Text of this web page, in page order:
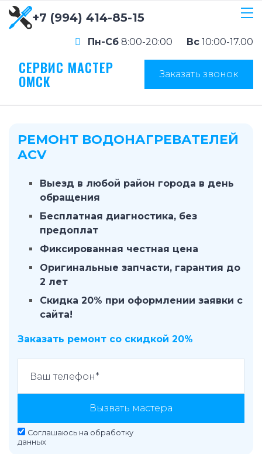
+7 (994) 414-85-15
Пн-Сб 8:00-20:00 Вс 10:00-17.00
СЕРВИС МАСТЕР
ОМСК Заказать звонок
РЕМОНТ ВОДОНАГРЕВАТЕЛЕЙ
ACV
Выезд в любой район города в день
обращения
Бесплатная диагностика, без
предоплат
Фиксированная честная цена
Оригинальные запчасти, гарантия до
2 лет
Скидка 20% при оформлении заявки с
сайта!
Заказать ремонт со скидкой 20%
Вызвать мастера
Соглашаюсь на обработку
данных